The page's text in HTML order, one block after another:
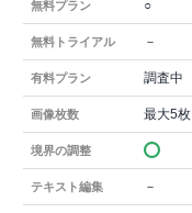
無料プラン ○
無料トライアル －
有料プラン 調査中
画像枚数 最大5枚
境界の調整
テキスト編集 －